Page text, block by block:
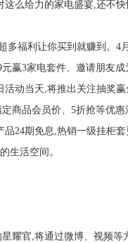
么给力的家电盛宴,还不快
福利让你买到就赚到。4
赢3家电套件、邀请朋友
动当天,将推出关注抽奖
商品会员价、5折抢等优
24期免息,热销一级挂柜套
生活空间。
官,将通过微博、视频等